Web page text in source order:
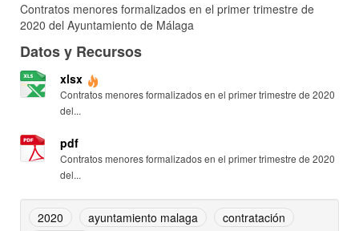
Contratos menores formalizados en el primer trimestre de
2020 del Ayuntamiento de Málaga
Datos y Recursos
xlsx
Contratos menores formalizados en el primer trimestre de 2020
del...
pdf
Contratos menores formalizados en el primer trimestre de 2020
del...
2020 ayuntamiento malaga
contratación